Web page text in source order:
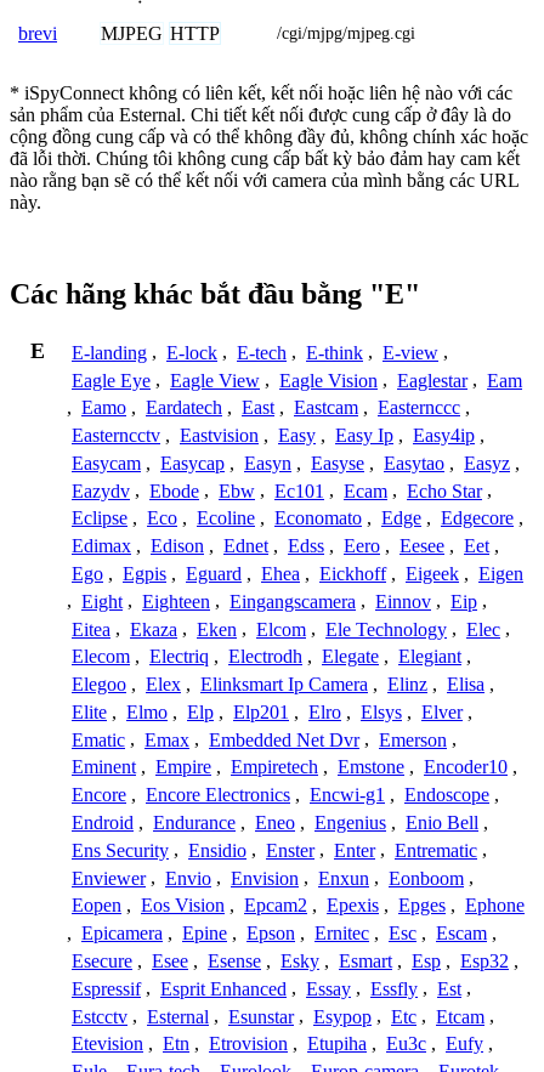
brevi MJPEG HTTP /cgi/mjpg/mjpeg.cgi
* iSpyConnect không có liên kết, kết nối hoặc liên hệ nào với các
sản phẩm của Esternal. Chi tiết kết nối được cung cấp ở đây là do
cộng đồng cung cấp và có thể không đầy đủ, không chính xác hoặc
đã lỗi thời. Chúng tôi không cung cấp bất kỳ bảo đảm hay cam kết
nào rằng bạn sẽ có thể kết nối với camera của mình bằng các URL
này.
Các hãng khác bắt đầu bằng "E"
E E-landing , E-lock , E-tech , E-think , E-view ,
Eagle Eye , Eagle View , Eagle Vision , Eaglestar , Eam
, Eamo , Eardatech , East , Eastcam , Easternccc ,
Easterncctv , Eastvision , Easy , Easy Ip , Easy4ip ,
Easycam , Easycap , Easyn , Easyse , Easytao , Easyz ,
Eazydv , Ebode , Ebw , Ec101 , Ecam , Echo Star ,
Eclipse , Eco , Ecoline , Economato , Edge , Edgecore ,
Edimax , Edison , Ednet , Edss , Eero , Eesee , Eet ,
Ego , Egpis , Eguard , Ehea , Eickhoff , Eigeek , Eigen
, Eight , Eighteen , Eingangscamera , Einnov , Eip ,
Eitea , Ekaza , Eken , Elcom , Ele Technology , Elec ,
Elecom , Electriq , Electrodh , Elegate , Elegiant ,
Elegoo , Elex , Elinksmart Ip Camera , Elinz , Elisa ,
Elite , Elmo , Elp , Elp201 , Elro , Elsys , Elver ,
Ematic , Emax , Embedded Net Dvr , Emerson ,
Eminent , Empire , Empiretech , Emstone , Encoder10 ,
Encore , Encore Electronics , Encwi-g1 , Endoscope ,
Endroid , Endurance , Eneo , Engenius , Enio Bell ,
Ens Security , Ensidio , Enster , Enter , Entrematic ,
Enviewer , Envio , Envision , Enxun , Eonboom ,
Eopen , Eos Vision , Epcam2 , Epexis , Epges , Ephone
, Epicamera , Epine , Epson , Ernitec , Esc , Escam ,
Esecure , Esee , Esense , Esky , Esmart , Esp , Esp32 ,
Espressif , Esprit Enhanced , Essay , Essfly , Est ,
Estcctv , Esternal , Esunstar , Esypop , Etc , Etcam ,
Etevision , Etn , Etrovision , Etupiha , Eu3c , Eufy ,